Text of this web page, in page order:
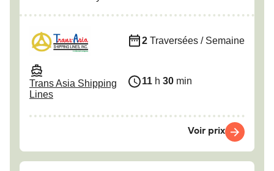
Trans Asia Shipping
Lines
2 Traversées / Semaine
11 h 30 min
Voir prix